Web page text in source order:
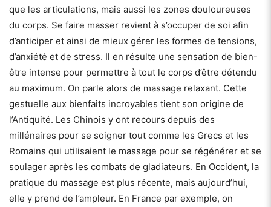
que les articulations, mais aussi les zones douloureuses
du corps. Se faire masser revient à s’occuper de soi afin
d’anticiper et ainsi de mieux gérer les formes de tensions,
d’anxiété et de stress. Il en résulte une sensation de bien-
être intense pour permettre à tout le corps d’être détendu
au maximum. On parle alors de massage relaxant. Cette
gestuelle aux bienfaits incroyables tient son origine de
l’Antiquité. Les Chinois y ont recours depuis des
millénaires pour se soigner tout comme les Grecs et les
Romains qui utilisaient le massage pour se régénérer et se
soulager après les combats de gladiateurs. En Occident, la
pratique du massage est plus récente, mais aujourd’hui,
elle y prend de l’ampleur. En France par exemple, on